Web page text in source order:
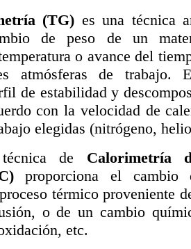
(TG) es una técnica
de peso de un
o avance del
atmósferas de trabajo.
de estabilidad y
con la velocidad de
elegidas (nitrógeno,
de Calorimetría
proporciona el cambio
térmico proveniente
o de un cambio
etc.